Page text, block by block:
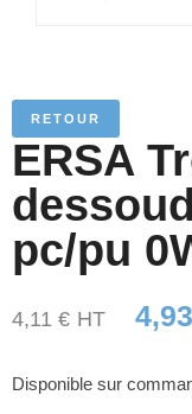
RETOUR
ERSA
pc/pu
4,11 € HT 4,93
Disponible sur